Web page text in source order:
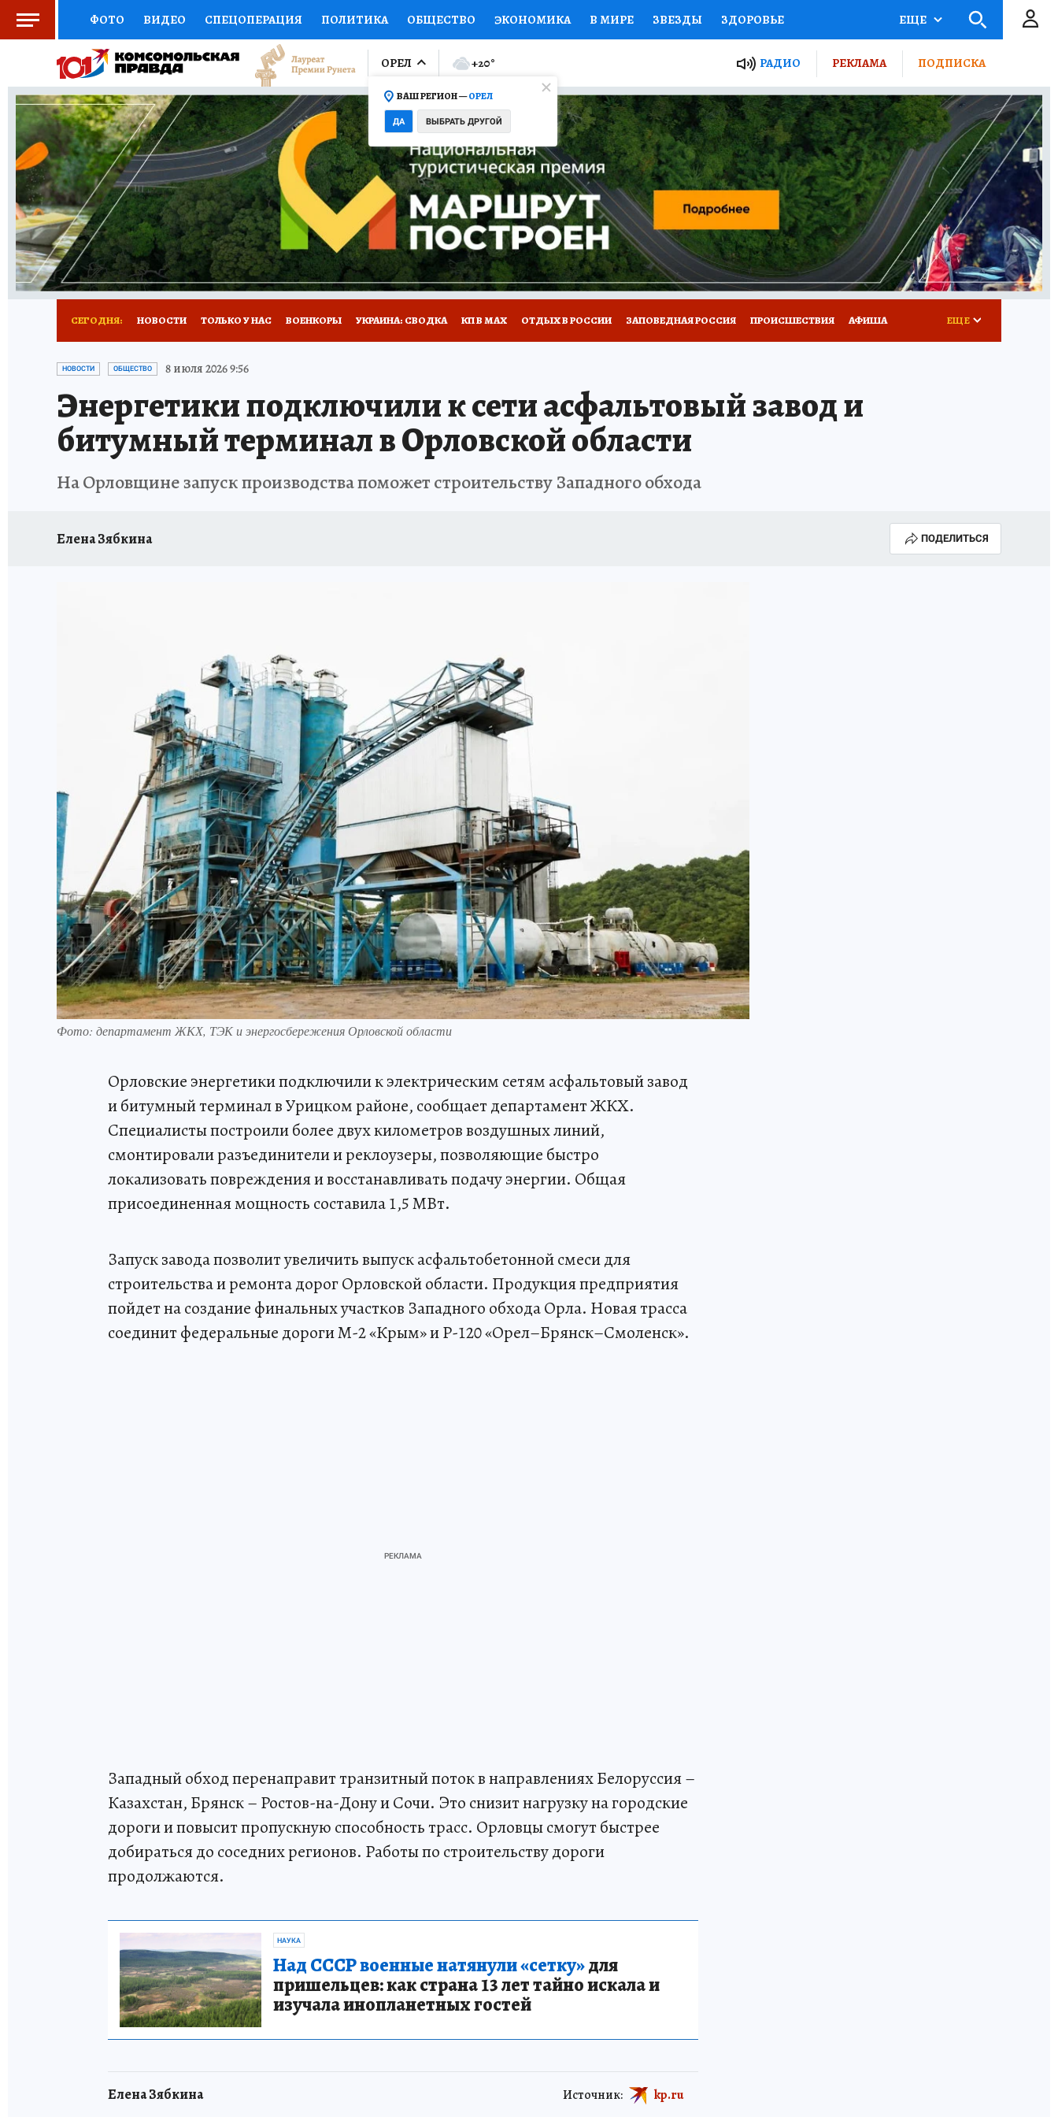
ФОТО ВИДЕО СПЕЦОПЕРАЦИЯ ПОЛИТИКА ОБЩЕСТВО ЭКОНОМИКА В МИРЕ ЗВЕЗДЫ ЗДОРОВЬЕ
СОЦПОДДЕРЖКА НАУКА СПОРТ КОЛУМНИСТЫ ПРОИСШЕСТВИЯ НАЦИОНАЛЬНЫЕ ПРОЕКТЫ РОССИИ
ВЫБОР ЭКСПЕРТОВ ДОКТОР ФИНАНСЫ ОТКРЫВАЕМ МИР СЕМЬЯ ЖЕНСКИЕ СЕКРЕТЫ ПУТЕВОДИТЕЛЬ
КНИЖНАЯ ПОЛКА ПРОГНОЗЫ НА СПОРТ ПРОМОКОДЫ СЕРИАЛЫ СПЕЦПРОЕКТЫ ДЕФИЦИТ ЖЕЛЕЗА ТУРИЗМ
ПРЕСС-ЦЕНТР НЕДВИЖИМОСТЬ ТЕЛЕВИЗОР КОЛЛЕКЦИИ КОНКУРСЫ РАБОТА У НАС ГИД ПОТРЕБИТЕЛЯ ВСЕ О КП
РАДИО КП РЕКЛАМА ТЕСТЫ НОВОЕ НА САЙТЕ
ЕЩЕ
ОРЕЛ
ВАШ РЕГИОН —ОРЕЛ
ДА ВЫБРАТЬ ДРУГОЙ
+20° РАДИО РЕКЛАМА ПОДПИСКА
СЕГОДНЯ: НОВОСТИ ТОЛЬКО У НАС ВОЕНКОРЫ УКРАИНА: СВОДКА КП В МАХ ОТДЫХ В РОССИИ ЗАПОВЕДНАЯ РОССИЯ ПРОИСШЕСТВИЯ АФИША
ИСПЫТАНО НА СЕБЕ
ЕЩЕ
НОВОСТИ ОБЩЕСТВО 8 июля 2026 9:56
Энергетики подключили к сети асфальтовый завод и
битумный терминал в Орловской области
На Орловщине запуск производства поможет строительству Западного обхода
Елена Зябкина ПОДЕЛИТЬСЯ
Фото: департамент ЖКХ, ТЭК и энергосбережения Орловской области
Орловские энергетики подключили к электрическим сетям асфальтовый завод
и битумный терминал в Урицком районе, сообщает департамент ЖКХ.
Специалисты построили более двух километров воздушных линий,
смонтировали разъединители и реклоузеры, позволяющие быстро
локализовать повреждения и восстанавливать подачу энергии. Общая
присоединенная мощность составила 1,5 МВт.
Запуск завода позволит увеличить выпуск асфальтобетонной смеси для
строительства и ремонта дорог Орловской области. Продукция предприятия
пойдет на создание финальных участков Западного обхода Орла. Новая трасса
соединит федеральные дороги М-2 «Крым» и Р-120 «Орел–Брянск–Смоленск».
Западный обход перенаправит транзитный поток в направлениях Белоруссия –
Казахстан, Брянск – Ростов-на-Дону и Сочи. Это снизит нагрузку на городские
дороги и повысит пропускную способность трасс. Орловцы смогут быстрее
добираться до соседних регионов. Работы по строительству дороги
продолжаются.
НАУКА
Над СССР военные натянули «сетку»для
пришельцев: как страна 13 лет тайно искала и
изучала инопланетных гостей
Елена Зябкина Источник: kp.ru